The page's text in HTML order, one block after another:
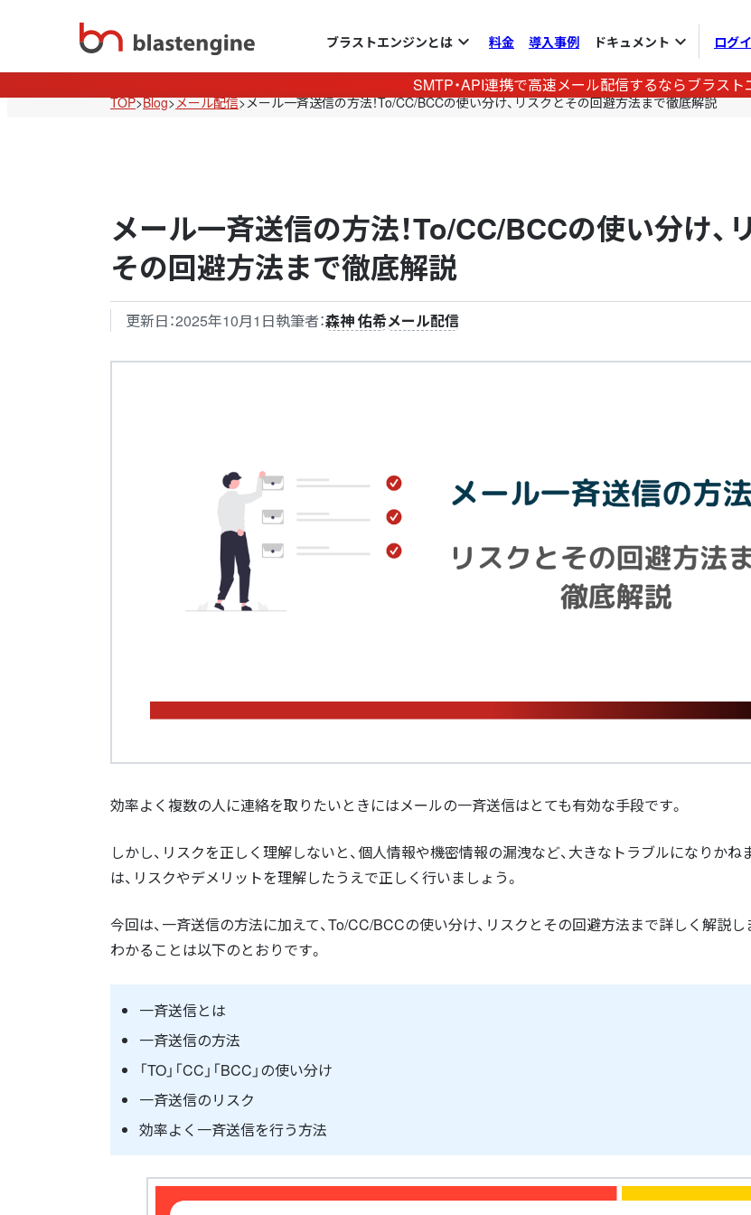
ブラストエンジンとは expand_more 料金 導入事例 ドキュメント expand_more ログ
SMTP・API連携で高速メール配信するならブラスト
TOP>Blog>メール配信>メール一斉送信の方法！To/CC/BCCの使い分け、リスクとその回避方法まで徹底解説
メール一斉送信の方法！To/CC/BCCの使い分け、
その回避方法まで徹底解説
更新日：2025年10月1日執筆者：森神 佑希メール配信
効率よく複数の人に連絡を取りたいときにはメールの一斉送信はとても有効な手段です。
しかし、リスクを正しく理解しないと、個人情報や機密情報の漏洩など、大きなトラブルになりかね
は、リスクやデメリットを理解したうえで正しく行いましょう。
今回は、一斉送信の方法に加えて、To/CC/BCCの使い分け、リスクとその回避方法まで詳しく解説し
わかることは以下のとおりです。
一斉送信とは
一斉送信の方法
「TO」「CC」「BCC」の使い分け
一斉送信のリスク
効率よく一斉送信を行う方法